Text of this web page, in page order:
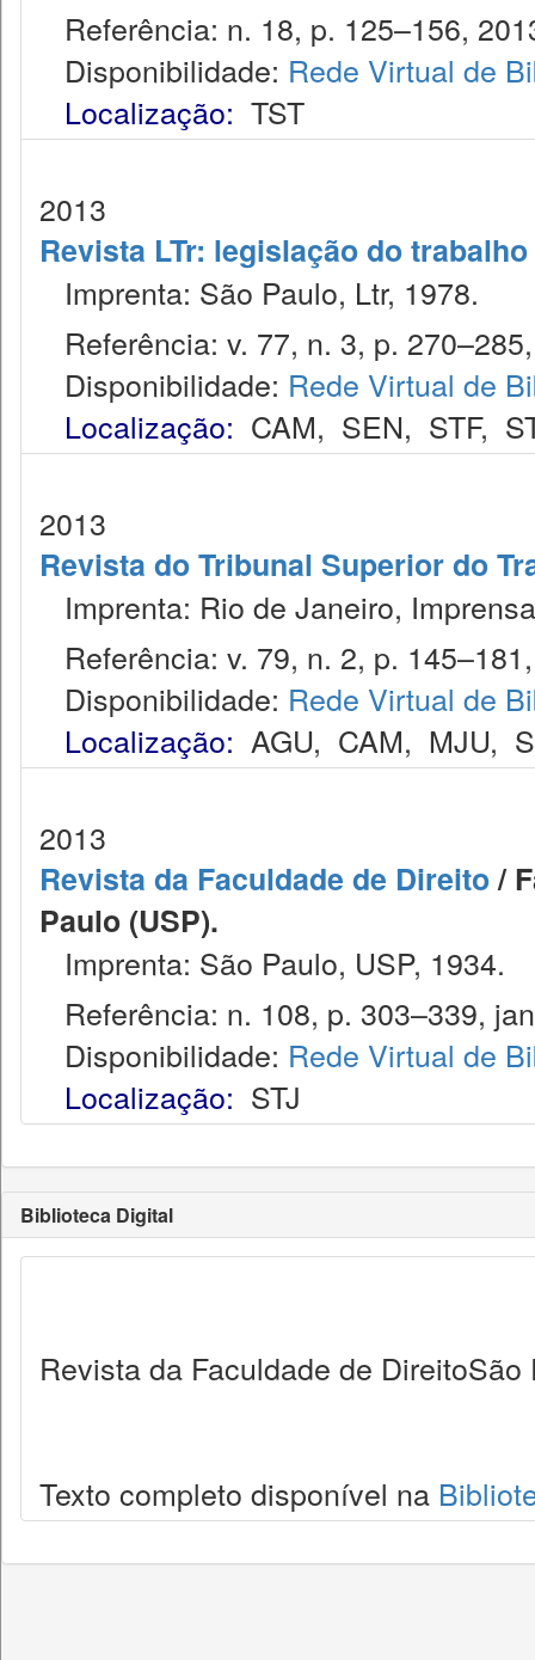
Referência: n. 18, p. 125–156,
Disponibilidade: Rede Virtual de
Localização: TST
2013
Revista LTr: legislação do trabalho
Imprenta: São Paulo, Ltr, 1978.
Referência: v. 77, n. 3, p.
Disponibilidade: Rede Virtual de
Localização: CAM, SEN, STF,
2013
Revista do Tribunal Superior do
Imprenta: Rio de Janeiro,
Referência: v. 79, n. 2, p.
Disponibilidade: Rede Virtual de
Localização: AGU, CAM, MJU,
2013
Revista da Faculdade de Direito/
Paulo (USP).
Imprenta: São Paulo, USP, 1934.
Referência: n. 108, p. 303–339,
Disponibilidade: Rede Virtual de
Localização: STJ
Biblioteca Digital
Revista da Faculdade de DireitoSão
Texto completo disponível na